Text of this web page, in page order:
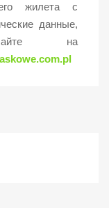
жилета с
данные,
на